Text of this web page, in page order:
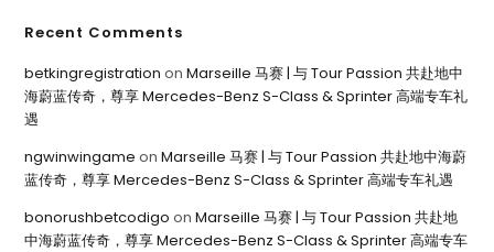
Recent Comments
betkingregistration onMarseille 马赛 | 与 Tour Passion 共赴地中
海蔚蓝传奇，尊享 Mercedes-Benz S-Class & Sprinter 高端专车礼
遇
ngwinwingame onMarseille 马赛 | 与 Tour Passion 共赴地中海蔚
蓝传奇，尊享 Mercedes-Benz S-Class & Sprinter 高端专车礼遇
bonorushbetcodigo onMarseille 马赛 | 与 Tour Passion 共赴地
中海蔚蓝传奇，尊享 Mercedes-Benz S-Class & Sprinter 高端专车